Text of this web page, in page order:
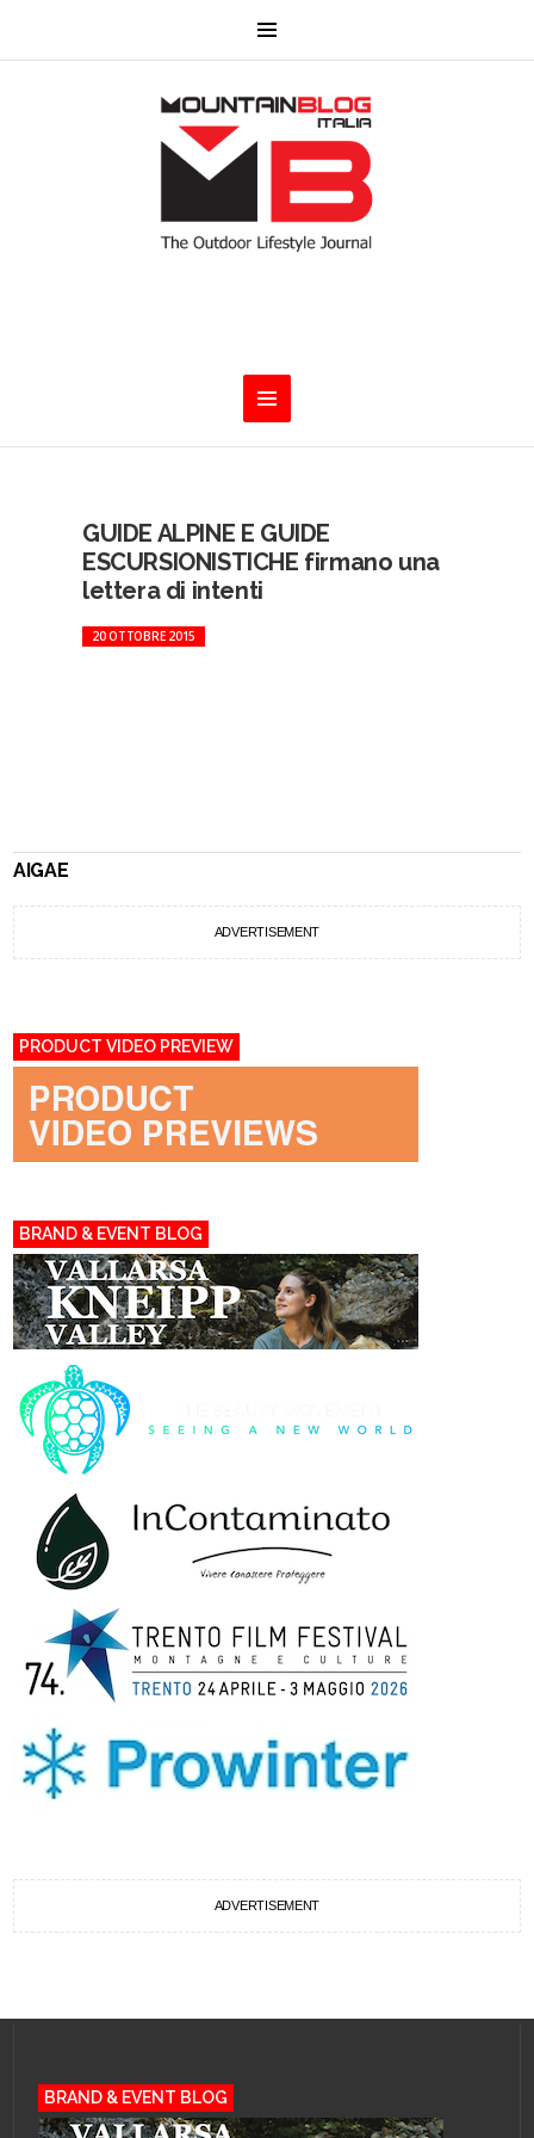
GUIDE ALPINE E GUIDE
ESCURSIONISTICHE firmano una
lettera di intenti
20 OTTOBRE 2015
AIGAE
ADVERTISEMENT
PRODUCT VIDEO PREVIEW
BRAND & EVENT BLOG
ADVERTISEMENT
BRAND & EVENT BLOG